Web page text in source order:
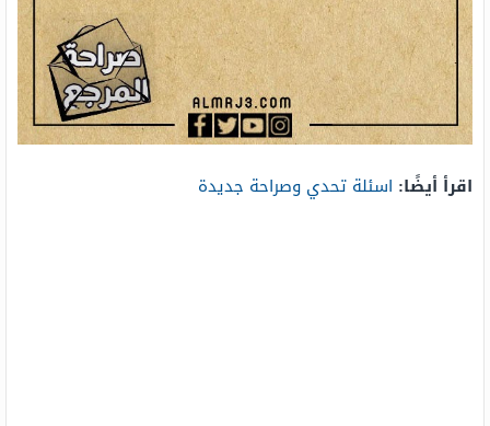
اقرأ أيضًا: اسئلة تحدي وصراحة جديدة